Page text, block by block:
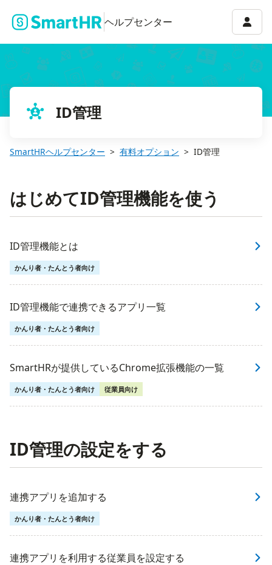
ヘルプセンター アカ
ID管理
SmartHRヘルプセンター 有料オプション ID管理
はじめてID管理機能を使う
ID管理機能とは
かんり者・たんとう者向け
ID管理機能で連携できるアプリ一覧
かんり者・たんとう者向け
SmartHRが提供しているChrome拡張機能の一覧
かんり者・たんとう者向け 従業員向け
ID管理の設定をする
連携アプリを追加する
かんり者・たんとう者向け
連携アプリを利用する従業員を設定する